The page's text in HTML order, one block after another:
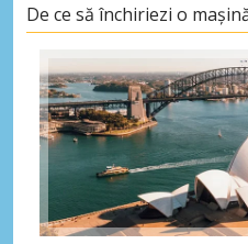
De ce să închiriezi o